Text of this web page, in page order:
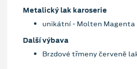
Metalický lak karoserie
unikátní - Molten Magenta
Další výbava
Brzdové třmeny červeně